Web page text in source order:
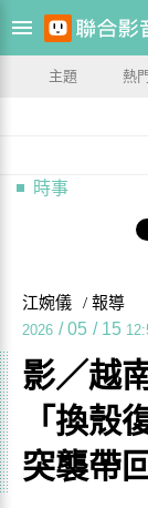
主題 熱門
時事
江婉儀 / 報導
2026 / 05 / 15
影／越
「換殼
突襲帶